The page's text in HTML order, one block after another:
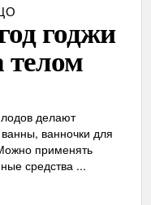
годжи
телом
делают
ванночки для
применять
средства ...